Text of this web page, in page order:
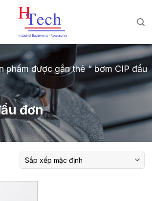
phẩm được gắn thẻ “ bơm CIP đầu
đơn